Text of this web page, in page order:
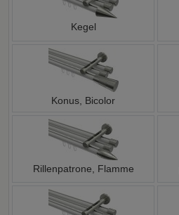
Kegel
Konus, Bicolor
Rillenpatrone, Flamme